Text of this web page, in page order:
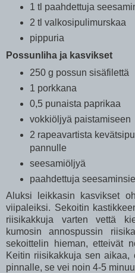
1 tl paahdettuja
2 tl valkosipulimurskaa
pippuria
Possunliha ja kasvikset
250 g possun sisäfilettä
1 porkkana
0,5 punaista paprikaa
vokkiöljyä paistamiseen
2 rapeavartista
pannulle
seesamiöljyä
paahdettuja
Aluksi leikkasin kasvikset
viipaleiksi. Sekoitin
riisikakkuja varten vettä
kumosin annospussin
sekoittelin hieman, etteivät
Keitin riisikakkuja sen aikaa,
pinnalle, se vei noin 4-5